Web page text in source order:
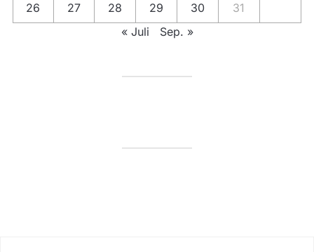
26 27 28 29 30
31
« Juli
Sep. »